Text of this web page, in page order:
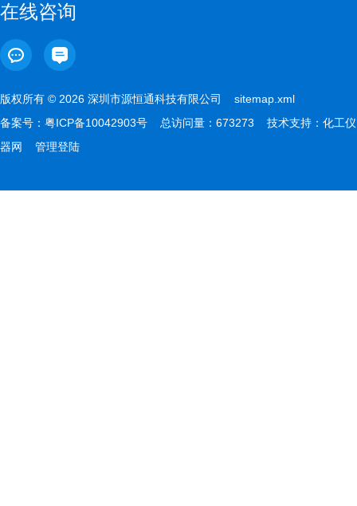
在线咨询
版权所有 © 2026 深圳市源恒通科技有限公司 sitemap.xml
备案号： 粤ICP备10042903号 总访问量：673273 技术支持： 化工仪
器网
管理登陆